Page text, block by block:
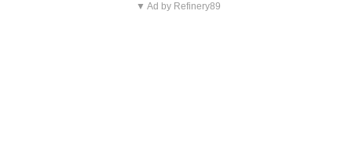
▼ Ad by Refinery89